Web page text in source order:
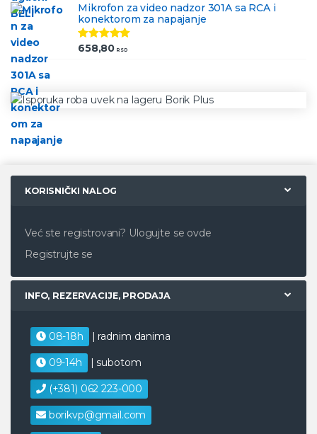
Mikrofon za video nadzor 301A sa RCA i
konektorom za napajanje
Ocenjeno
658,80 RSD
KORISNIČKI NALOG
Već ste registrovani? Ulogujte se ovde
Registrujte se
INFO, REZERVACIJE, PRODAJA
08-18h | radnim danima
09-14h | subotom
(+381) 062 223-000
borikvp@gmail.com